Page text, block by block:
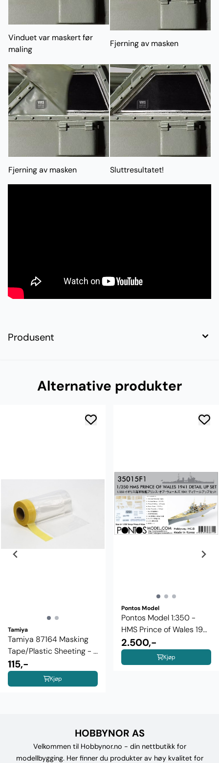
Vinduet var maskert før
maling
Fjerning av masken
Fjerning av masken Sluttresultatet!
Produsent
Alternative produkter
Tamiya
Tamiya 87164 Masking
Tape/Plastic Sheeting - ...
115,-
Kjøp
Pontos Model
Pontos Model 1:350 -
HMS Prince of Wales 1941
...
2.500,-
Kjøp
HOBBYNOR AS
Velkommen til Hobbynor.no - din nettbutikk for
modellbygging. Her finner du produkter av høy kvalitet for